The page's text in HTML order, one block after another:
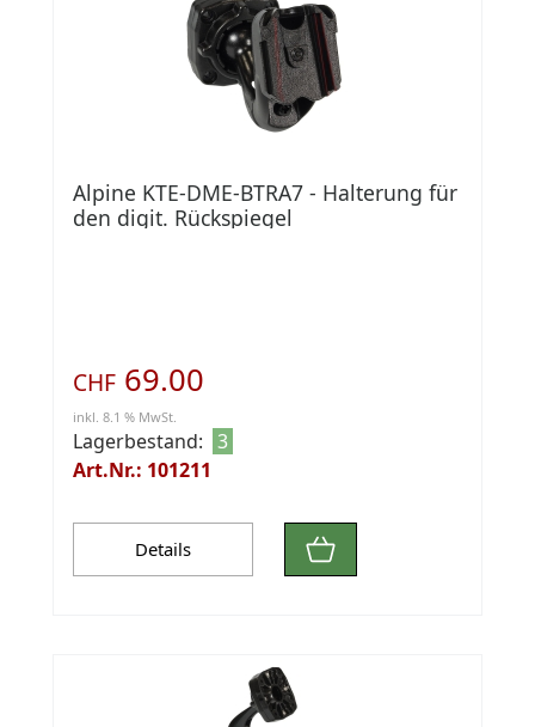
Alpine KTE-DME-BTRA7 - Halterung für
den digit. Rückspiegel
CHF 69.00
inkl. 8.1 % MwSt.
Lagerbestand: 3
Art.Nr.: 101211
Details